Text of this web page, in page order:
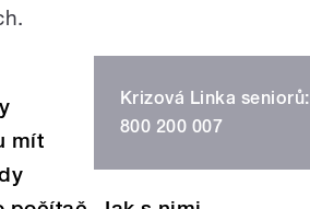
Krizová Linka seniorů:
800 200 007
mít